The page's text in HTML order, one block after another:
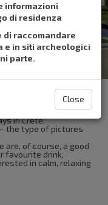
informazioni
di residenza
di raccomandare
e in siti archeologici
parte.
Close
west of Heraklion,
in Crete.
the type of pictures
are, of course, a good
favourite drink,
in calm, relaxing